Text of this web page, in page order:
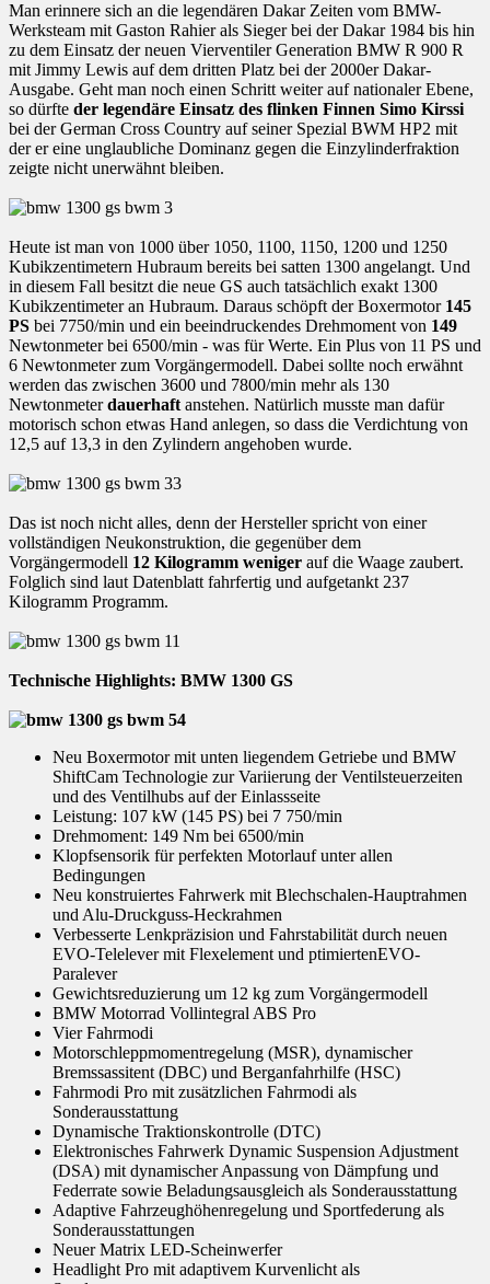
Man erinnere sich an die legendären Dakar Zeiten vom BMW-
Werksteam mit Gaston Rahier als Sieger bei der Dakar 1984 bis hin
zu dem Einsatz der neuen Vierventiler Generation BMW R 900 R
mit Jimmy Lewis auf dem dritten Platz bei der 2000er Dakar-
Ausgabe. Geht man noch einen Schritt weiter auf nationaler Ebene,
so dürfte der legendäre Einsatz des flinken Finnen Simo Kirssi
bei der German Cross Country auf seiner Spezial BWM HP2 mit
der er eine unglaubliche Dominanz gegen die Einzylinderfraktion
zeigte nicht unerwähnt bleiben.
Heute ist man von 1000 über 1050, 1100, 1150, 1200 und 1250
Kubikzentimetern Hubraum bereits bei satten 1300 angelangt. Und
in diesem Fall besitzt die neue GS auch tatsächlich exakt 1300
Kubikzentimeter an Hubraum. Daraus schöpft der Boxermotor145
PS bei 7750/min und ein beeindruckendes Drehmoment von 149
Newtonmeter bei 6500/min - was für Werte. Ein Plus von 11 PS und
6 Newtonmeter zum Vorgängermodell. Dabei sollte noch erwähnt
werden das zwischen 3600 und 7800/min mehr als 130
Newtonmeterdauerhaft anstehen. Natürlich musste man dafür
motorisch schon etwas Hand anlegen, so dass die Verdichtung von
12,5 auf 13,3 in den Zylindern angehoben wurde.
Das ist noch nicht alles, denn der Hersteller spricht von einer
vollständigen Neukonstruktion, die gegenüber dem
Vorgängermodell 12 Kilogramm weniger auf die Waage zaubert.
Folglich sind laut Datenblatt fahrfertig und aufgetankt 237
Kilogramm Programm.
Technische Highlights: BMW 1300 GS
Neu Boxermotor mit unten liegendem Getriebe und BMW
ShiftCam Technologie zur Variierung der Ventilsteuerzeiten
und des Ventilhubs auf der Einlassseite
Leistung: 107 kW (145 PS) bei 7 750/min
Drehmoment: 149 Nm bei 6500/min
Klopfsensorik für perfekten Motorlauf unter allen
Bedingungen
Neu konstruiertes Fahrwerk mit Blechschalen-Hauptrahmen
und Alu-Druckguss-Heckrahmen
Verbesserte Lenkpräzision und Fahrstabilität durch neuen
EVO-Telelever mit Flexelement und ptimiertenEVO-
Paralever
Gewichtsreduzierung um 12 kg zum Vorgängermodell
BMW Motorrad Vollintegral ABS Pro
Vier Fahrmodi
Motorschleppmomentregelung (MSR), dynamischer
Bremssassitent (DBC) und Berganfahrhilfe (HSC)
Fahrmodi Pro mit zusätzlichen Fahrmodi als
Sonderausstattung
Dynamische Traktionskontrolle (DTC)
Elektronisches Fahrwerk Dynamic Suspension Adjustment
(DSA) mit dynamischer Anpassung von Dämpfung und
Federrate sowie Beladungsausgleich als Sonderausstattung
Adaptive Fahrzeughöhenregelung und Sportfederung als
Sonderausstattungen
Neuer Matrix LED-Scheinwerfer
Headlight Pro mit adaptivem Kurvenlicht als